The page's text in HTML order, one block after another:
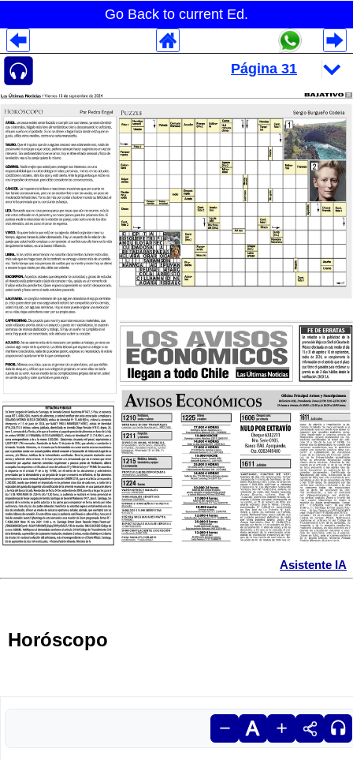
Go Back to current Ed.
Asistente IA
Horóscopo
Despliegues Analytics
Despliegues Totales
Despliegues por Rubros